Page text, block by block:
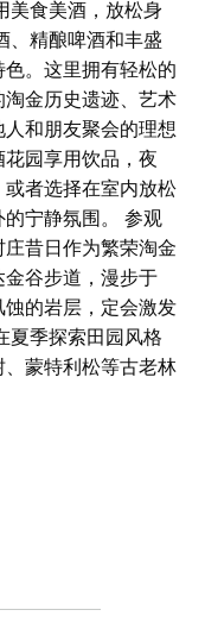
美食美酒，放松身
、精酿啤酒和丰盛
。这里拥有轻松的
金历史遗迹、艺术
和朋友聚会的理想
园享用饮品，夜
者选择在室内放松
宁静氛围。 参观
昔日作为繁荣淘金
谷步道，漫步于
的岩层，定会激发
夏季探索田园风格
蒙特利松等古老林
巴瑟斯特和马奇之
这座淘金小镇的景
酿啤酒和丰盛的时